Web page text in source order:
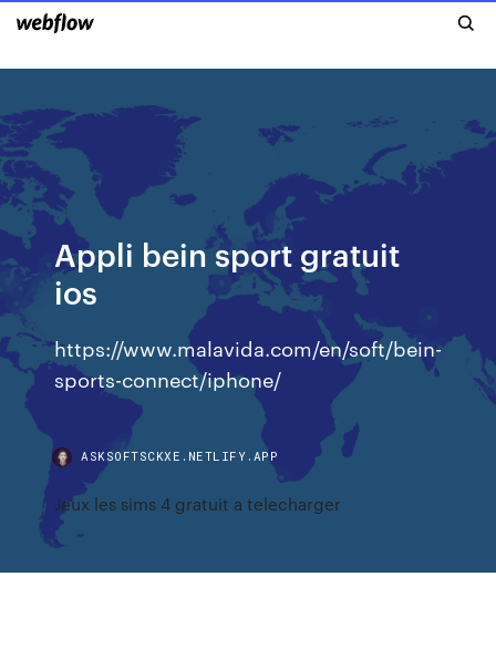
Appli bein sport gratuit
ios
https://www.malavida.com/en/soft/bein-
sports-connect/iphone/
ASKSOFTSCKXE.NETLIFY.APP
Jeux les sims 4 gratuit a telecharger